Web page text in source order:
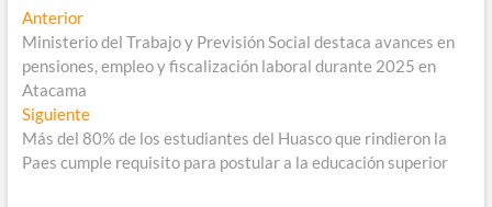
Navegación
de
entradas
AnteriorEntrada
anterior:
Ministerio del Trabajo y Previsión Social destaca avances en
pensiones, empleo y fiscalización laboral durante 2025 en
Atacama
SiguienteEntrada
siguiente:
Más del 80% de los estudiantes del Huasco que rindieron la
Paes cumple requisito para postular a la educación superior